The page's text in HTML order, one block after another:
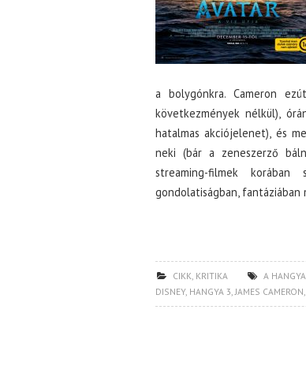
a bolygónkra. Cameron
következmények nélkül),
hatalmas akciójelenet), és
neki (bár a zeneszerző
streaming-filmek
gondolatiságban,
CIKK, KRITIKA A
DISNEY, HANGYA 3,JAMES CAMERON,